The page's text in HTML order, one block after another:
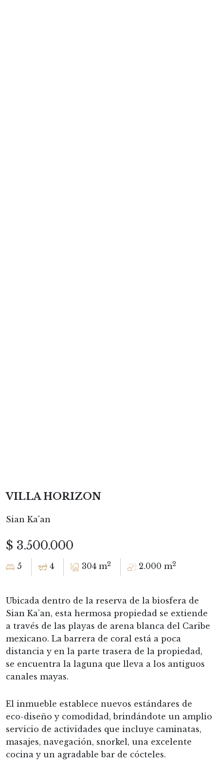
VILLA HORIZON
Sian Ka'an
$ 3.500.000
5 4 304 m2 2.000 m2
Ubicada dentro de la reserva de la biosfera de
Sian Ka’an, esta hermosa propiedad se extiende
a través de las playas de arena blanca del Caribe
mexicano. La barrera de coral está a poca
distancia y en la parte trasera de la propiedad,
se encuentra la laguna que lleva a los antiguos
canales mayas.
El inmueble establece nuevos estándares de
eco-diseño y comodidad, brindándote un amplio
servicio de actividades que incluye caminatas,
masajes, navegación, snorkel, una excelente
cocina y un agradable bar de cócteles.